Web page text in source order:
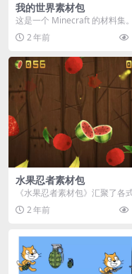
我的世界素材包
这是一个 Minecraft 的材料集
作方法如下： 工具 → 右箭头 怪
2 年前
水果忍者素材包
《水果忍者素材包》汇聚了各
美诱人的水果图像与清脆悦耳的
割音效，专为追求极致...
2 年前